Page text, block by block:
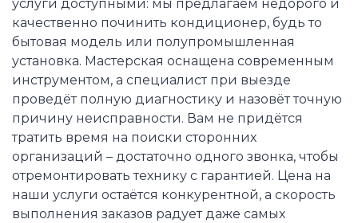
услуги доступными: мы предлагаем недорого и
качественно починить кондиционер, будь то
бытовая модель или полупромышленная
установка. Мастерская оснащена современным
инструментом, а специалист при выезде
проведёт полную диагностику и назовёт точную
причину неисправности. Вам не придётся
тратить время на поиски сторонних
организаций – достаточно одного звонка, чтобы
отремонтировать технику с гарантией. Цена на
наши услуги остаётся конкурентной, а скорость
выполнения заказов радует даже самых